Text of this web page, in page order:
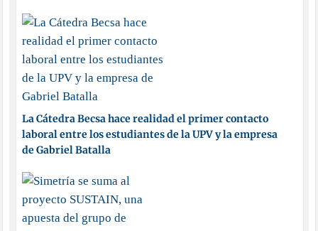
La Cátedra Becsa hace realidad el primer contacto
laboral entre los estudiantes de la UPV y la empresa
de Gabriel Batalla